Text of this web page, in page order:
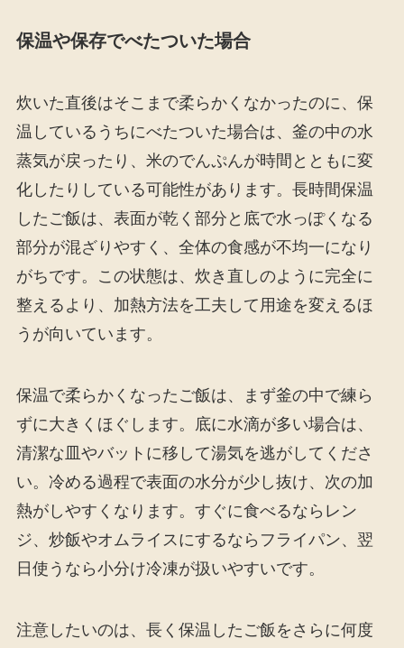
保温や保存でべたついた場合
炊いた直後はそこまで柔らかくなかったのに、保
温しているうちにべたついた場合は、釜の中の水
蒸気が戻ったり、米のでんぷんが時間とともに変
化したりしている可能性があります。長時間保温
したご飯は、表面が乾く部分と底で水っぽくなる
部分が混ざりやすく、全体の食感が不均一になり
がちです。この状態は、炊き直しのように完全に
整えるより、加熱方法を工夫して用途を変えるほ
うが向いています。
保温で柔らかくなったご飯は、まず釜の中で練ら
ずに大きくほぐします。底に水滴が多い場合は、
清潔な皿やバットに移して湯気を逃がしてくださ
い。冷める過程で表面の水分が少し抜け、次の加
熱がしやすくなります。すぐに食べるならレン
ジ、炒飯やオムライスにするならフライパン、翌
日使うなら小分け冷凍が扱いやすいです。
注意したいのは、長く保温したご飯をさらに何度